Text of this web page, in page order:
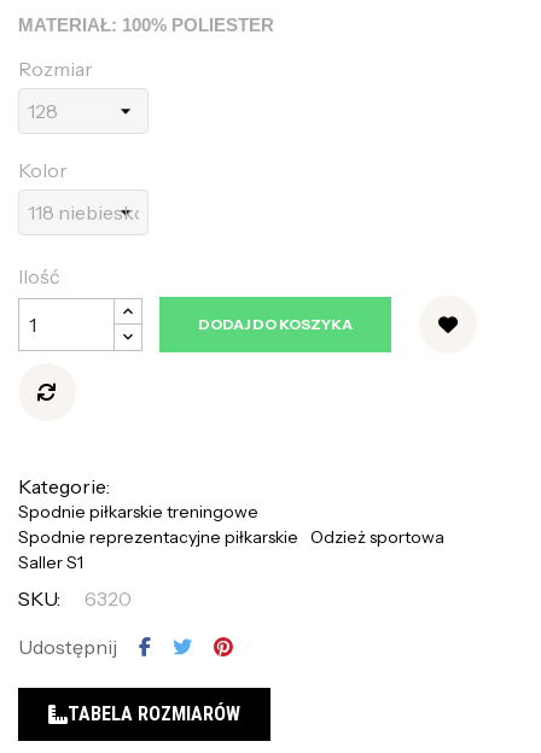
MATERIAŁ: 100% POLIESTER
Rozmiar
Kolor
Ilość
DODAJ DO KOSZYKA
Kategorie:
Spodnie piłkarskie treningowe
Spodnie reprezentacyjne piłkarskie
Odzież sportowa
Saller S1
SKU:
6320
Udostępnij
TABELA ROZMIARÓW